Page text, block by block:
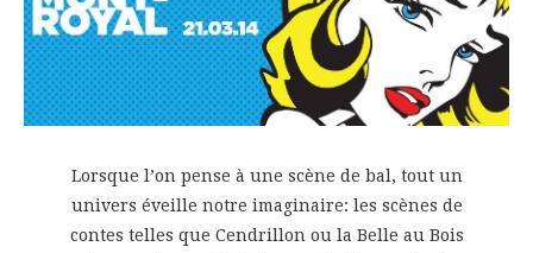
Lorsque l’on pense à une scène de bal, tout un
univers éveille notre imaginaire: les scènes de
contes telles que Cendrillon ou la Belle au Bois